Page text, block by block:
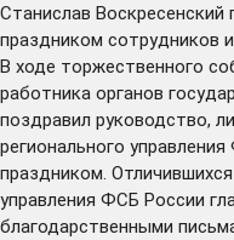
Станислав Воскресенский
праздником сотрудников
В ходе торжественного
работника органов
поздравил руководство,
регионального
праздником.
управления ФСБ России
благодарственными